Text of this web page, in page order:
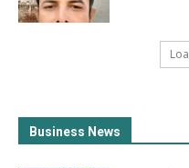
Business News